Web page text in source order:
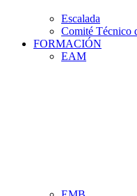
Escalada
Comité Técnico
FORMACIÓN
EAM